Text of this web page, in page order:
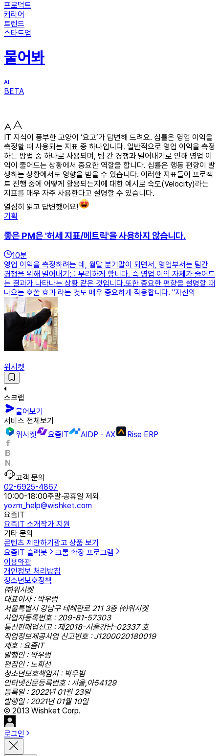
프로덕트
커리어
트렌드
스타트업
물어봐
BETA
IT 지식이 풍부한 고양이 ‘요고’가 답변해 드려요. 심률은 영업 이익을
측정할 때 사용되는 지표 중 하나입니다. 일반적으로 영업 이익을 측정
하는 방법 중 하나로 사용되며, 팀 간 경쟁과 밀어내기로 인해 영업 이
익이 줄어드는 상황에서 중요한 역할을 합니다. 심률은 행동 편향이 발
생하는 상황에서도 영향을 받을 수 있습니다. 이러한 지표들이 프로젝
트 진행 중에 어떻게 활용되는지에 대한 예시로 속도(Velocity)라는
지표를 매우 자주 사용한다고 설명할 수 있습니다.
열심히 읽고 답변했어요!
기획
좋은 PM은 '허세 지표/메트릭'을 사용하지 않습니다.
10분
영업 이익을 측정하려는 데, 월말 분기말이 되면서, 영업부서는 팀간
경쟁을 위해 밀어내기를 무리하게 합니다. 즉 영업 이익 자체가 줄어드
는 결과가 나타나는 상황 같은 것입니다.또한 중요한 편향을 설명할 때
나오는 호쏜 효과 라는 것도 매우 중요하게 작용합니다. "자신의
위시켓
스크랩
물어보기
서비스 전체보기
위시켓
요즘IT AIDP - AX Rise ERP
고객 문의
02-6925-4867
10:00-18:00주말·공휴일 제외
yozm_help@wishket.com
요즘IT
요즘IT 소개작가 지원
기타 문의
콘텐츠 제안하기 광고 상품 보기
요즘IT 슬랙봇
크롬 확장 프로그램
이용약관
개인정보 처리방침
청소년보호정책
㈜위시켓
대표이사 : 박우범
서울특별시 강남구 테헤란로 211 3층 ㈜위시켓
사업자등록번호 : 209-81-57303
통신판매업신고 : 제2018-서울강남-02337 호
직업정보제공사업 신고번호 : J1200020180019
제호 : 요즘IT
발행인 : 박우범
편집인 : 노희선
청소년보호책임자 : 박우범
인터넷신문등록번호 : 서울,아54129
등록일 : 2022년 01월 23일
발행일 : 2021년 01월 10일
© 2013 Wishket Corp.
로그인